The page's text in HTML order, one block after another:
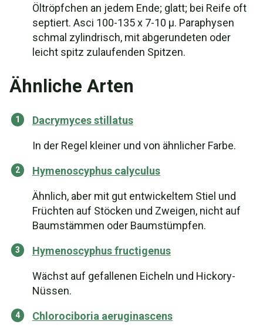
Öltröpfchen an jedem Ende; glatt; bei Reife oft
septiert. Asci 100-135 x 7-10 µ. Paraphysen
schmal zylindrisch, mit abgerundeten oder
leicht spitz zulaufenden Spitzen.
Ähnliche Arten
Dacrymyces stillatus
In der Regel kleiner und von ähnlicher Farbe.
Hymenoscyphus calyculus
Ähnlich, aber mit gut entwickeltem Stiel und
Früchten auf Stöcken und Zweigen, nicht auf
Baumstämmen oder Baumstümpfen.
Hymenoscyphus fructigenus
Wächst auf gefallenen Eicheln und Hickory-
Nüssen.
Chlorociboria aeruginascens